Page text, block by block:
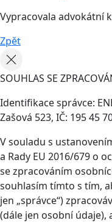
Vypracovala advokátní
Zpět
SOUHLAS SE
Identifikace správce:
Zašová 523, IČ: 195 45
V souladu s
a Rady EU 2016/679 o
se zpracováním
souhlasím tímto s tím,
jen „správce“)
(dále jen osobní údaje),